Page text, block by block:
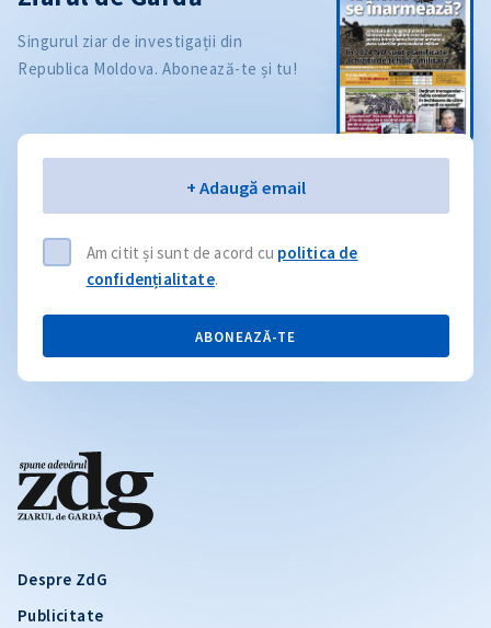
Despre ZdG
Publicitate
Singurul ziar de investigații din
Republica Moldova. Abonează-te și tu!
+ Adaugă email
Am citit și sunt de acord cu politica de
confidențialitate.
ABONEAZĂ-TE